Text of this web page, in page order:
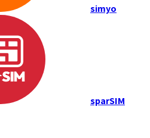
simyo
sparSIM